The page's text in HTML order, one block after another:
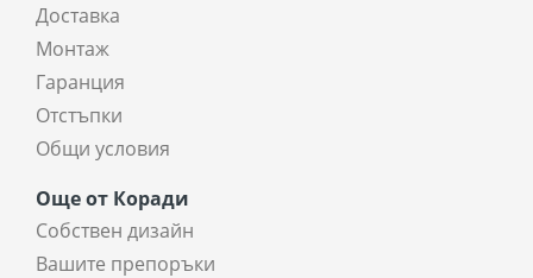
Доставка
Монтаж
Гаранция
Отстъпки
Общи условия
Още от Коради
Собствен дизайн
Вашите препоръки